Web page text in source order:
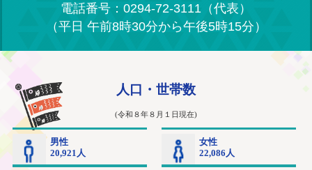
電話番号：0294-72-3111（代表）
（平日 午前8時30分から午後5時15分）